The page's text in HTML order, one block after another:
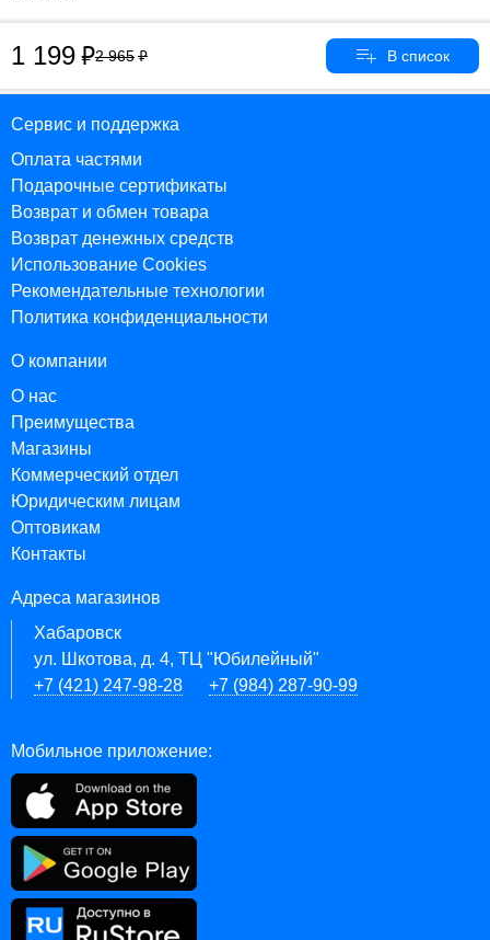
1 199 2 965
Сервис и поддержка
Оплата частями
Подарочные сертификаты
Возврат и обмен товара
Возврат денежных средств
Использование Cookies
Рекомендательные технологии
Политика конфиденциальности
О компании
О нас
Преимущества
Магазины
Коммерческий отдел
Юридическим лицам
Оптовикам
Контакты
Адреса магазинов
Хабаровск
ул. Шкотова, д. 4, ТЦ "Юбилейный"
+7 (421) 247-98-28
+7 (984) 287-90-99
Мобильное приложение: